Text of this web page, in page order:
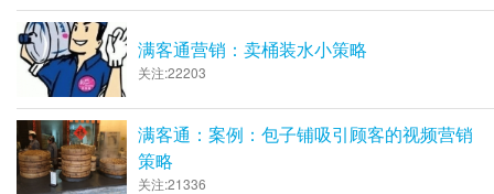
满客通营销：卖桶装水小策略
关注:22203
满客通：案例：包子铺吸引顾客的视频营销
策略
关注:21336